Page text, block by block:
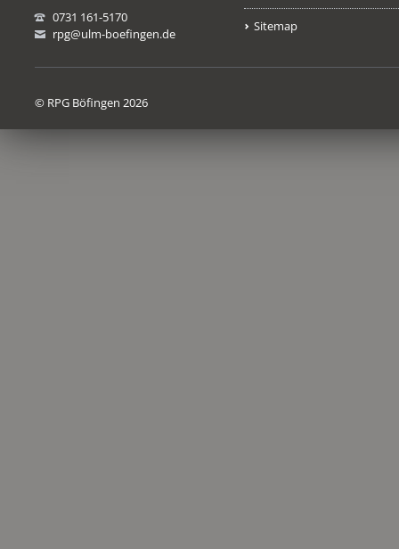
0731 161-5170
rpg@ulm-boefingen.de
Sitemap
© RPG Böfingen 2026